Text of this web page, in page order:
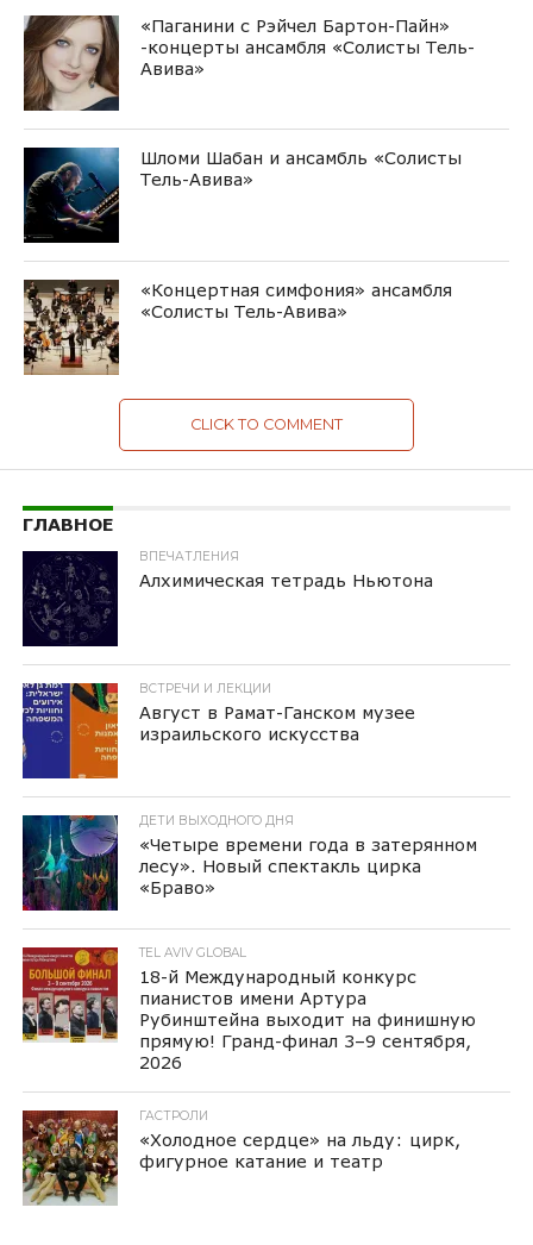
«Паганини с Рэйчел Бартон-Пайн»
-концерты ансамбля «Солисты Тель-
Авива»
Шломи Шабан и ансамбль «Солисты
Тель-Авива»
«Концертная симфония» ансамбля
«Солисты Тель-Авива»
CLICK TO COMMENT
ГЛАВНОЕ
ВПЕЧАТЛЕНИЯ
Алхимическая тетрадь Ньютона
ВСТРЕЧИ И ЛЕКЦИИ
Август в Рамат-Ганском музее
израильского искусства
ДЕТИ ВЫХОДНОГО ДНЯ
«Четыре времени года в затерянном
лесу». Новый спектакль цирка
«Браво»
TEL AVIV GLOBAL
18-й Международный конкурс
пианистов имени Артура
Рубинштейна выходит на финишную
прямую! Гранд-финал 3–9 сентября,
2026
ГАСТРОЛИ
«Холодное сердце» на льду: цирк,
фигурное катание и театр